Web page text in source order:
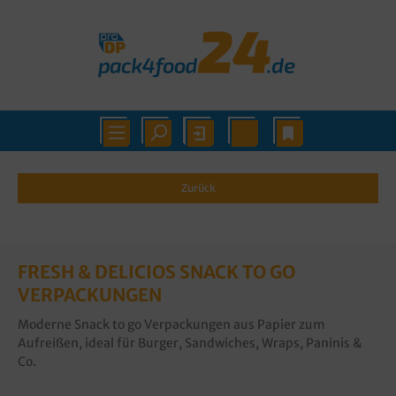
Zurück
FRESH & DELICIOS SNACK TO GO
VERPACKUNGEN
Moderne Snack to go Verpackungen aus Papier zum
Aufreißen, ideal für Burger, Sandwiches, Wraps, Paninis &
Co.